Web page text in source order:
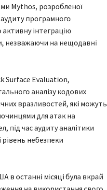
Mythos, розробленої
програмного
інтеграцію
незважаючи на нещодавні
Surface Evaluation,
аналізу кодових
вразливостей, які можуть
для атак на
під час аудиту аналітики
рівень небезпеки
в останні місяці була вкрай